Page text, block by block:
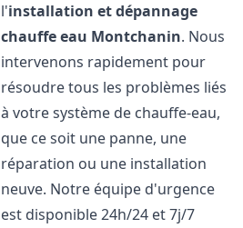
l'installation et dépannage
chauffe eau Montchanin. Nous
intervenons rapidement pour
résoudre tous les problèmes liés
à votre système de chauffe-eau,
que ce soit une panne, une
réparation ou une installation
neuve. Notre équipe d'urgence
est disponible 24h/24 et 7j/7